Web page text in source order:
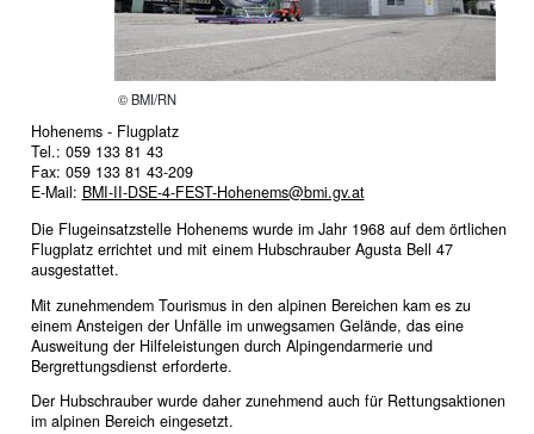
© BMI/RN
Hohenems - Flugplatz
Tel.: 059 133 81 43
Fax: 059 133 81 43-209
E-Mail: BMI-II-DSE-4-FEST-Hohenems@bmi.gv.at
Die Flugeinsatzstelle Hohenems wurde im Jahr 1968 auf dem örtlichen
Flugplatz errichtet und mit einem Hubschrauber Agusta Bell 47
ausgestattet.
Mit zunehmendem Tourismus in den alpinen Bereichen kam es zu
einem Ansteigen der Unfälle im unwegsamen Gelände, das eine
Ausweitung der Hilfeleistungen durch Alpingendarmerie und
Bergrettungsdienst erforderte.
Der Hubschrauber wurde daher zunehmend auch für Rettungsaktionen
im alpinen Bereich eingesetzt.